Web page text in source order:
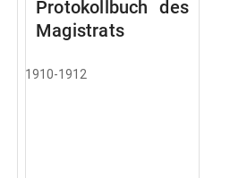
Protokollbuch des
Magistrats
1910-1912